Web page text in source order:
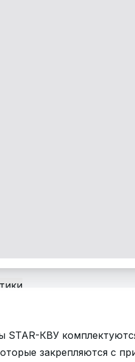
STAR-КВУ
закрепляются с